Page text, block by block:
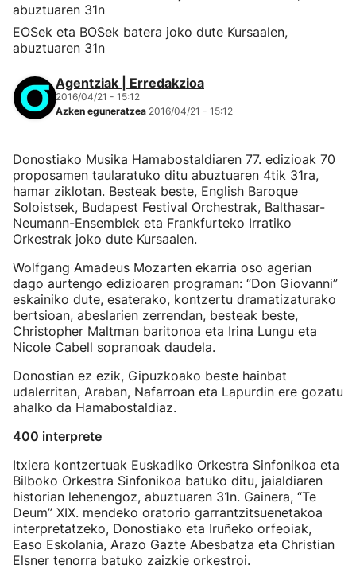
EOSek eta BOSek batera joko dute Kursaalen,
abuztuaren 31n
Agentziak | Erredakzioa
2016/04/21 - 15:12
Azken eguneratzea 2016/04/21 - 15:12
Donostiako Musika Hamabostaldiaren 77. edizioak 70
proposamen taularatuko ditu abuztuaren 4tik 31ra,
hamar ziklotan. Besteak beste, English Baroque
Soloistsek, Budapest Festival Orchestrak, Balthasar-
Neumann-Ensemblek eta Frankfurteko Irratiko
Orkestrak joko dute Kursaalen.
Wolfgang Amadeus Mozarten ekarria oso agerian
dago aurtengo edizioaren programan: “Don Giovanni”
eskainiko dute, esaterako, kontzertu dramatizaturako
bertsioan, abeslarien zerrendan, besteak beste,
Christopher Maltman baritonoa eta Irina Lungu eta
Nicole Cabell sopranoak daudela.
Donostian ez ezik, Gipuzkoako beste hainbat
udalerritan, Araban, Nafarroan eta Lapurdin ere gozatu
ahalko da Hamabostaldiaz.
400 interprete
Itxiera kontzertuak Euskadiko Orkestra Sinfonikoa eta
Bilboko Orkestra Sinfonikoa batuko ditu, jaialdiaren
historian lehenengoz, abuztuaren 31n. Gainera, “Te
Deum” XIX. mendeko oratorio garrantzitsuenetakoa
interpretatzeko, Donostiako eta Iruñeko orfeoiak,
Easo Eskolania, Arazo Gazte Abesbatza eta Christian
Elsner tenorra batuko zaizkie orkestroi.